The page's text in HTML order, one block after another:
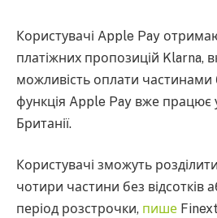
Користувачі Apple Pay
платіжних пропозицій Klarna,
можливість оплати частинами
функція Apple Pay вже працює
Британії.
Користувачі зможуть
чотири частини без
період розстрочки, пише